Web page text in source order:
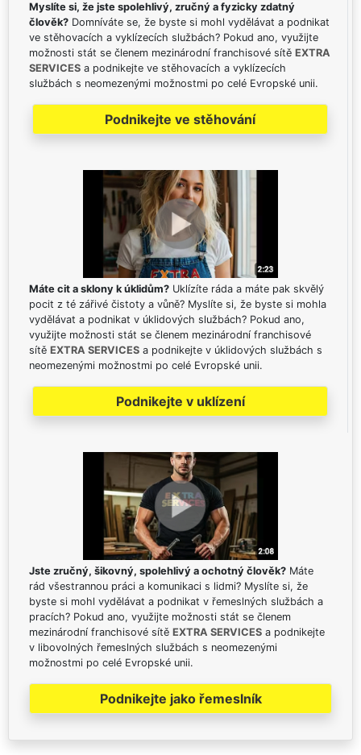
Myslíte si, že jste spolehlivý, zručný a fyzicky zdatný
člověk? Domníváte se, že byste si mohl vydělávat a podnikat
ve stěhovacích a vyklízecích službách? Pokud ano, využijte
možnosti stát se členem mezinárodní franchisové sítě EXTRA
SERVICES a podnikejte ve stěhovacích a vyklízecích
službách s neomezenými možnostmi po celé Evropské unii.
Podnikejte ve stěhování
Máte cit a sklony k úklidům? Uklízíte ráda a máte pak skvělý
pocit z té zářivé čistoty a vůně? Myslíte si, že byste si mohla
vydělávat a podnikat v úklidových službách? Pokud ano,
využijte možnosti stát se členem mezinárodní franchisové
sítě EXTRA SERVICES a podnikejte v úklidových službách s
neomezenými možnostmi po celé Evropské unii.
Podnikejte v uklízení
Jste zručný, šikovný, spolehlivý a ochotný člověk? Máte
rád všestrannou práci a komunikaci s lidmi? Myslíte si, že
byste si mohl vydělávat a podnikat v řemeslných službách a
pracích? Pokud ano, využijte možnosti stát se členem
mezinárodní franchisové sítě EXTRA SERVICES a podnikejte
v libovolných řemeslných službách s neomezenými
možnostmi po celé Evropské unii.
Podnikejte jako řemeslník